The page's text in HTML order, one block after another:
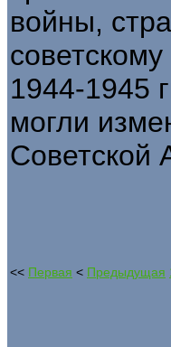
войны,
1944-1945
могли
Советской
<< Первая < Предыдущая